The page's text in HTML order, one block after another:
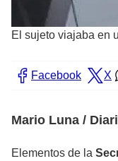
El sujeto viajaba en
Facebook X
Mario Luna /
Elementos de la